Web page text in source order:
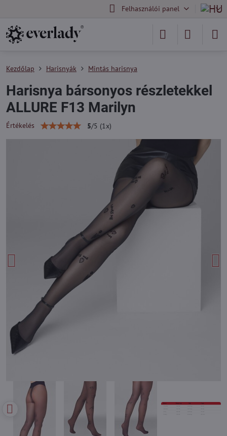
Felhasználói panel
Kezdőlap Harisnyák Mintás harisnya
Harisnya bársonyos részletekkel
ALLURE F13 Marilyn
Értékelés 5/5 (1 x)